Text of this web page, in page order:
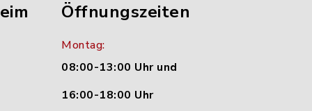
Öffnungszeiten
Montag:
08:00-13:00 Uhr und
16:00-18:00 Uhr